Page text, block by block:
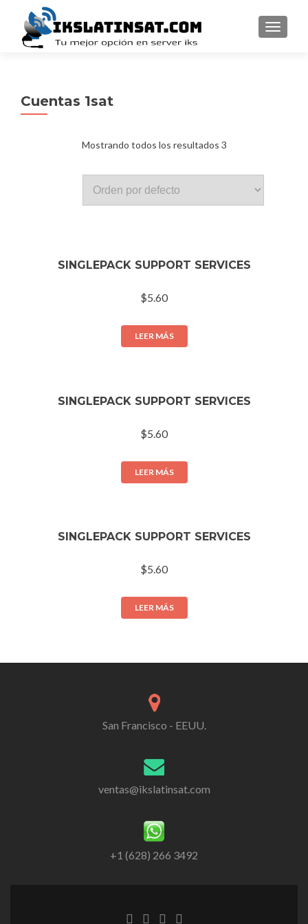
MENU
Cuentas 1sat
Mostrando todos los resultados 3
SINGLEPACK SUPPORT SERVICES
$5.60
LEER MÁS
SINGLEPACK SUPPORT SERVICES
$5.60
LEER MÁS
SINGLEPACK SUPPORT SERVICES
$5.60
LEER MÁS
San Francisco - EEUU.
ventas@ikslatinsat.com
+1 (628) 266 3492